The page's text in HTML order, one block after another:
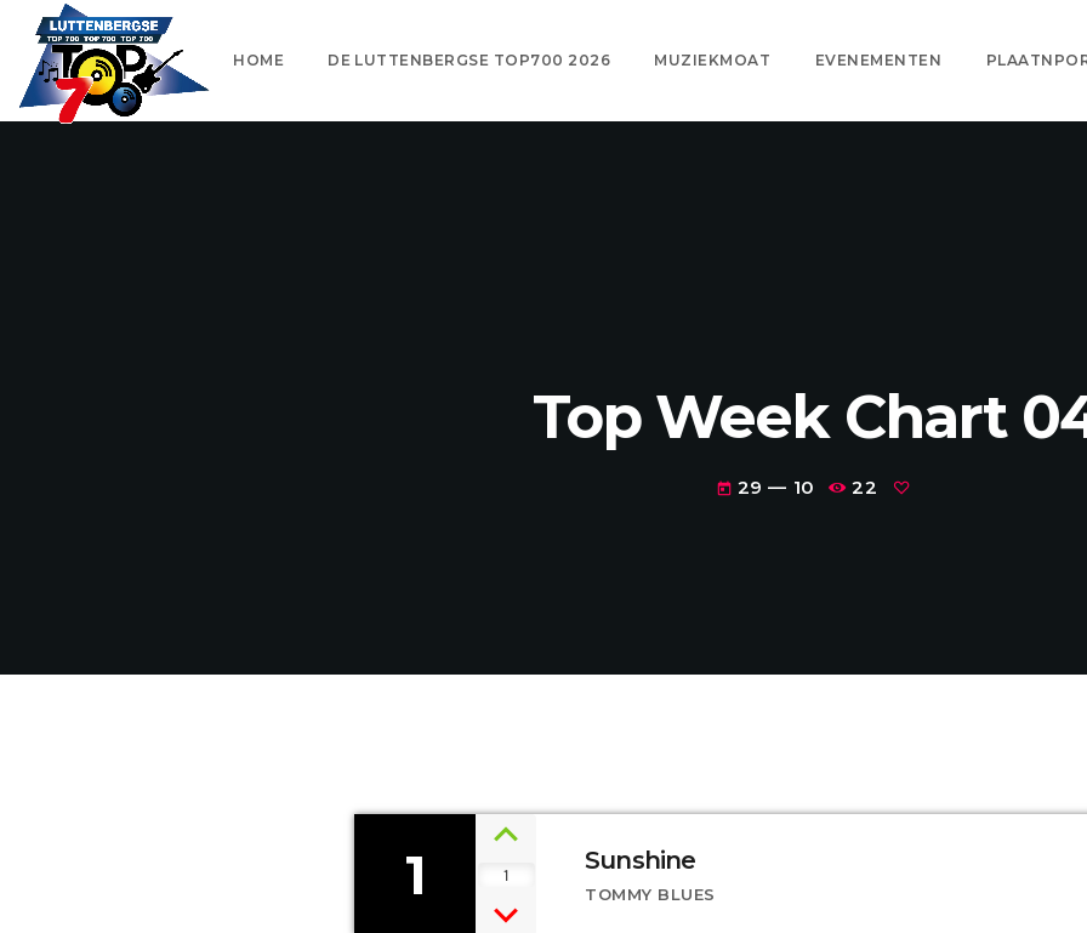
HOME DE LUTTENBERGSE TOP700 2026 MUZIEKMOAT EVENEMENTEN
Top Week Chart
today 29 — 10 22
1 1
Sunshine
TOMMY BLUES